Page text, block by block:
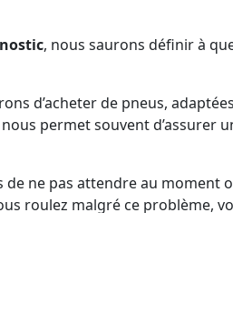
, nous saurons définir à
d’acheter de pneus,
permet souvent d’assurer
ne pas attendre au moment
roulez malgré ce problème,